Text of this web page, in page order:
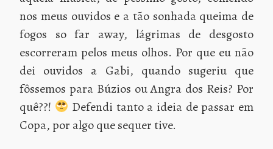
nos meus ouvidos e a tão sonhada queima de
fogos so far away, lágrimas de desgosto
escorreram pelos meus olhos. Por que eu não
dei ouvidos a Gabi, quando sugeriu que
fôssemos para Búzios ou Angra dos Reis? Por
quê??!
Defendi tanto a ideia de passar em
Copa, por algo que sequer tive.